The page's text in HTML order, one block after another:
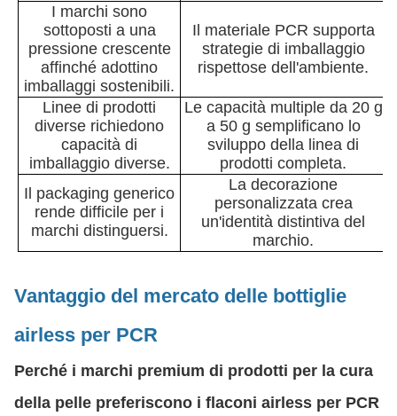
I marchi sono
sottoposti a una
pressione crescente
affinché adottino
imballaggi sostenibili.
Il materiale PCR supporta
strategie di imballaggio
rispettose dell'ambiente.
Linee di prodotti
diverse richiedono
capacità di
imballaggio diverse.
Le capacità multiple da 20 g
a 50 g semplificano lo
sviluppo della linea di
prodotti completa.
Il packaging generico
rende difficile per i
marchi distinguersi.
La decorazione
personalizzata crea
un'identità distintiva del
marchio.
Vantaggio del mercato delle bottiglie
airless per PCR
Perché i marchi premium di prodotti per la cura
della pelle preferiscono i flaconi airless per PCR